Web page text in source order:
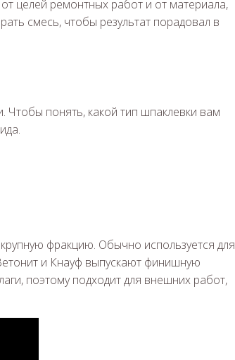
целей ремонтных работ и от материала,
смесь, чтобы результат порадовал в
понять, какой тип шпаклевки вам
фракцию. Обычно используется для
и Кнауф выпускают финишную
поэтому подходит для внешних работ,